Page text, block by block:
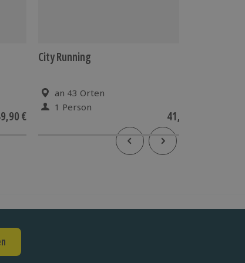
€
City Running
an 43 Orten
1 Person
41,90 €